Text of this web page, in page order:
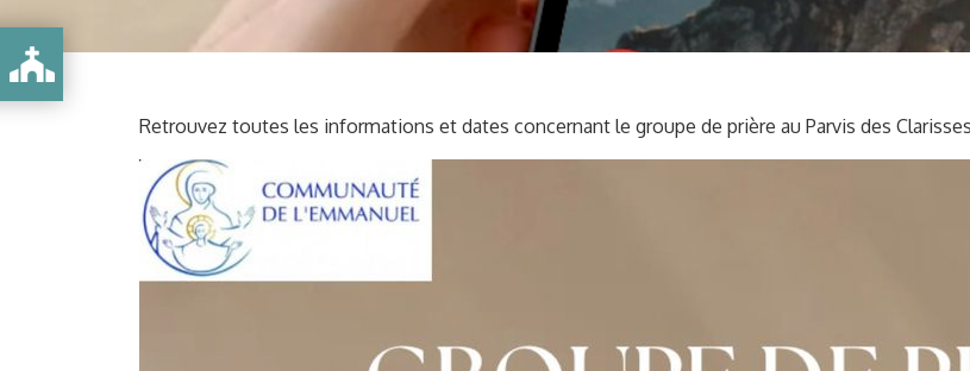
Retrouvez toutes les informations et dates concernant le groupe de prière au Parvis des